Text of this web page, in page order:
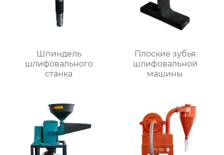
Шпиндель
шлифовального
станка
Плоские зубья
шлифовальной
машины